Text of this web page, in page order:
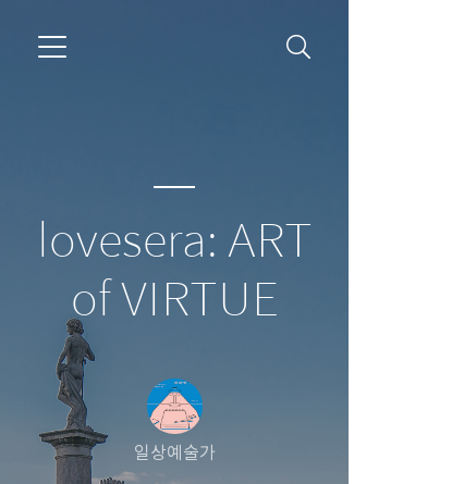
lovesera: ART
of VIRTUE
일상예술가